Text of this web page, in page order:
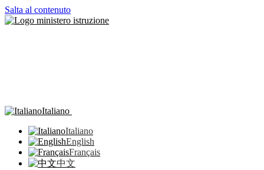
Salta al contenuto
Italiano
Italiano
English
Français
中文